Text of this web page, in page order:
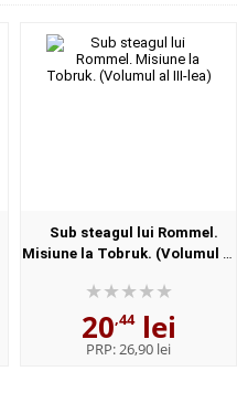
Sub steagul lui Rommel.
Misiune la Tobruk. (Volumul al
20,44lei
PRP:26,90 lei